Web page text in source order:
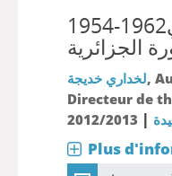
1954-1962الدعم المغربي
الجزائرية
لخداري خديجة,
Directeur de
|
2012/2013
Plus